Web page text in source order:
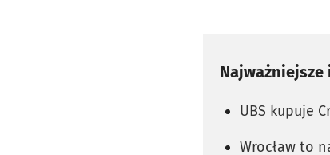
UBS kupuje
Wrocław to